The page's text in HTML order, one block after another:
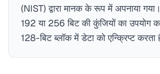
(NIST) द्वारा मानक के रूप में अपनाया गया।
192 या 256 बिट की कुंजियों का उपयोग
128-बिट ब्लॉक में डेटा को एन्क्रिप्ट करता